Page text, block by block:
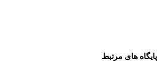
پایگاه های مرتبط